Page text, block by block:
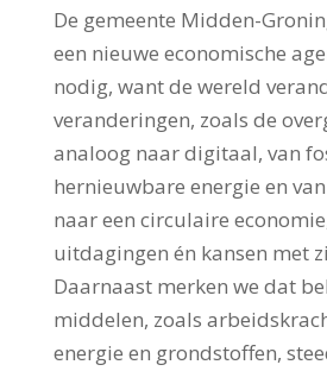
De gemeente Midden-
een nieuwe economische
nodig, want de wereld
veranderingen, zoals de
analoog naar digitaal, van
hernieuwbare energie en
naar een circulaire
uitdagingen én kansen met
Daarnaast merken we dat
middelen, zoals
energie en grondstoffen,